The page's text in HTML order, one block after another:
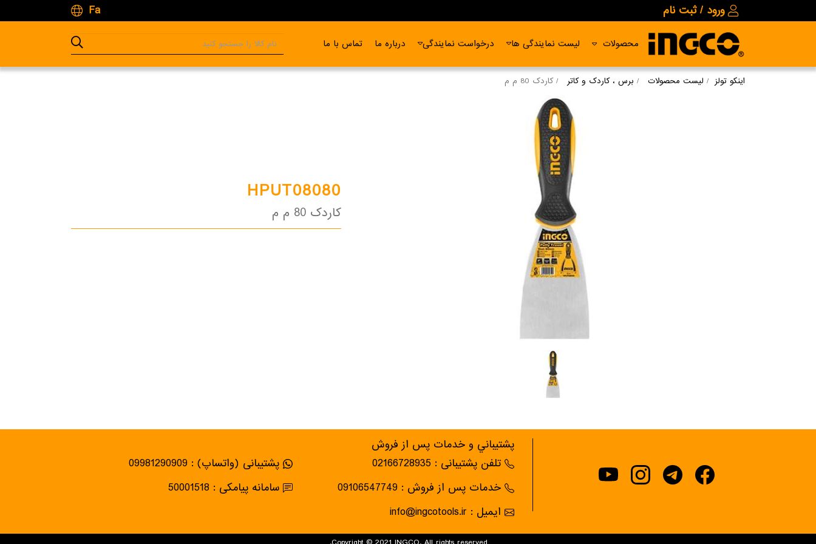
ورود / ثبت نام Fa
محصولات لیست نمایندگی ها درخواست نمایندگی درباره ما تماس با ما
اینکو تولز لیست محصولات برس ، کاردک و کاتر کاردک 80 م م
HPUT08080
کاردک 80 م م
پشتيباني و خدمات پس از فروش
تلفن پشتیبانی : 02166728935
پشتیبانی (واتساپ) : 09981290909
خدمات پس از فروش : 09106547749
سامانه پیامکی : 50001518
ایمیل : info@ingcotools.ir